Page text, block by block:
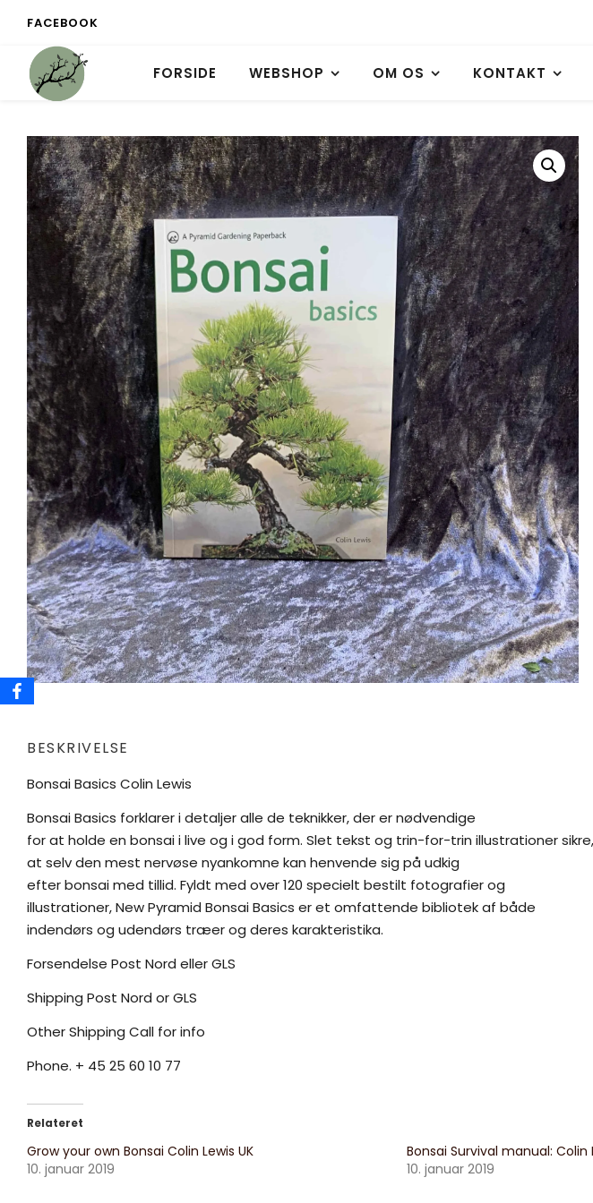
FACEBOOK
FORSIDE WEBSHOP OM OS KONTAKT
BESKRIVELSE
Bonsai Basics Colin Lewis
Bonsai Basics forklarer i detaljer alle de teknikker, der er nødvendige
for at holde en bonsai i live og i god form. Slet tekst og trin-for-trin illustrationer sikre,
at selv den mest nervøse nyankomne kan henvende sig på udkig
efter bonsai med tillid. Fyldt med over 120 specielt bestilt fotografier og
illustrationer, New Pyramid Bonsai Basics er et omfattende bibliotek af både
indendørs og udendørs træer og deres karakteristika.
Forsendelse Post Nord eller GLS
Shipping Post Nord or GLS
Other Shipping Call for info
Phone. + 45 25 60 10 77
Relateret
Grow your own Bonsai Colin Lewis UK
10. januar 2019
Bonsai Survival manual: Colin
10. januar 2019